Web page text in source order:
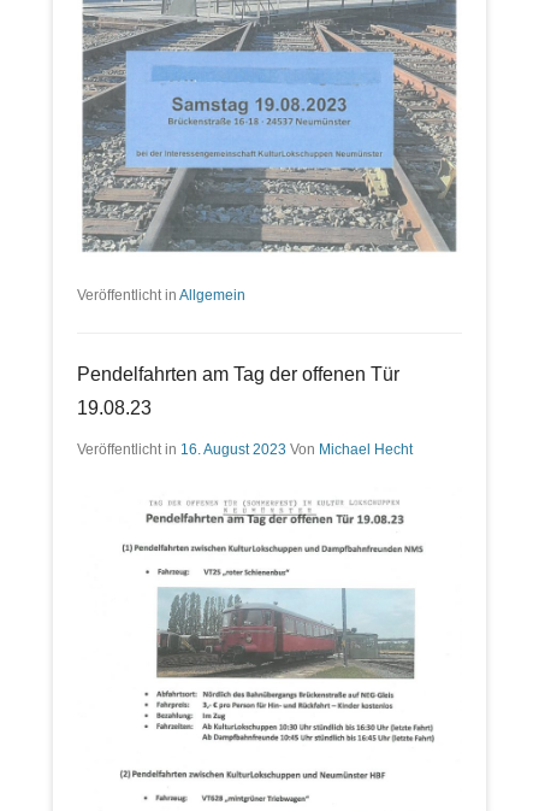
Veröffentlicht in Allgemein
Pendelfahrten am Tag der offenen Tür
19.08.23
Veröffentlicht in 16. August 2023 Von Michael Hecht